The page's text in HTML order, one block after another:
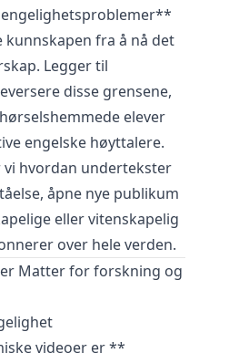
kunnskapen fra å nå det
Legger til
disse grensene,
elever
engelske høyttalere.
hvordan undertekster
åpne nye publikum
eller vitenskapelig
over hele verden.
Matter for forskning og
videoer er **